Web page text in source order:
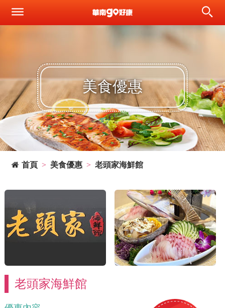
美食優惠
首頁 美食優惠 老頭家海鮮館
老頭家海鮮館